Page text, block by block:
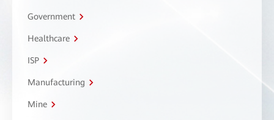
Government
Healthcare
ISP
Manufacturing
Mine